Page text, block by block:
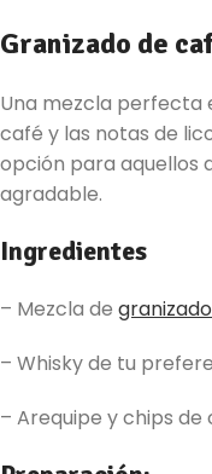
Granizado de
Una mezcla perfecta
café y las notas de
opción para aquellos
agradable.
Ingredientes
– Mezcla de
– Whisky de tu
– Arequipe y chips